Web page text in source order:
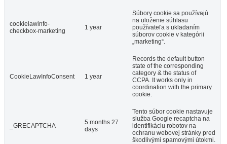
cookielawinfo-
checkbox-marketing
1 year
Súbory cookie sa používajú
na uloženie súhlasu
používateľa s ukladaním
súborov cookie v kategórii
„marketing“.
CookieLawInfoConsent 1 year
Records the default button
state of the corresponding
category & the status of
CCPA. It works only in
coordination with the primary
cookie.
_GRECAPTCHA
5 months 27
days
Tento súbor cookie nastavuje
služba Google recaptcha na
identifikáciu robotov na
ochranu webovej stránky pred
škodlivými spamovými útokmi.